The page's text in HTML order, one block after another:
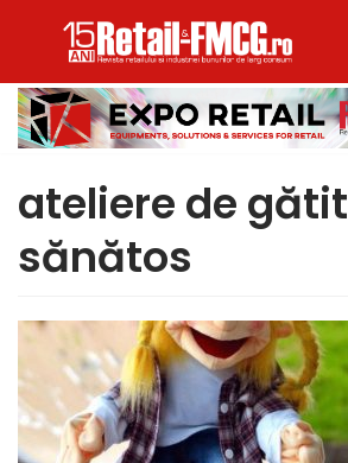
la
conținut
ateliere de gătit
sănătos